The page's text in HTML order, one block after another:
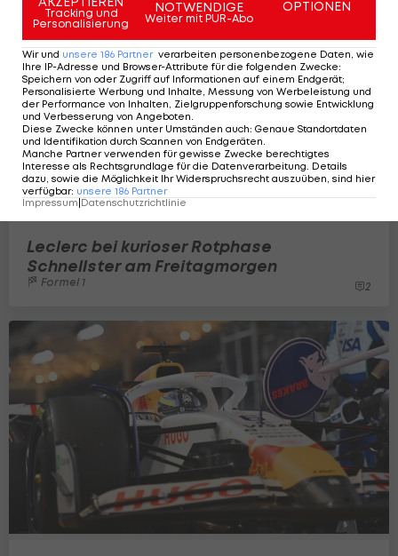
Leclerc bei kurioser Rotphase
Schnellster am Freitagmorgen
Formel 1 2
Tracking und
Personalisierung
NOTWENDIGE
Weiter mit PUR-Abo
OPTIONEN
Wir und unsere 186 Partner verarbeiten personenbezogene Daten, wie
Ihre IP-Adresse und Browser-Attribute für die folgenden Zwecke:
Speichern von oder Zugriff auf Informationen auf einem Endgerät;
Personalisierte Werbung und Inhalte, Messung von Werbeleistung und
der Performance von Inhalten, Zielgruppenforschung sowie Entwicklung
und Verbesserung von Angeboten.
Diese Zwecke können unter Umständen auch: Genaue Standortdaten
und Identifikation durch Scannen von Endgeräten.
Manche Partner verwenden für gewisse Zwecke berechtigtes
Interesse als Rechtsgrundlage für die Datenverarbeitung. Details
dazu, sowie die Möglichkeit Ihr Widerspruchsrecht auszuüben, sind hier
verfügbar: unsere 186 Partner
Impressum Datenschutzrichtlinie